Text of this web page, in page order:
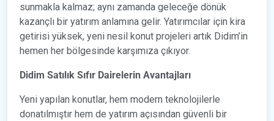
sunmakla kalmaz; aynı zamanda geleceğe dönük
kazançlı bir yatırım anlamına gelir. Yatırımcılar için kira
getirisi yüksek, yeni nesil konut projeleri artık Didim’in
hemen her bölgesinde karşımıza çıkıyor.
Didim Satılık Sıfır Dairelerin Avantajları
Yeni yapılan konutlar, hem modern teknolojilerle
donatılmıştır hem de yatırım açısından güvenli bir